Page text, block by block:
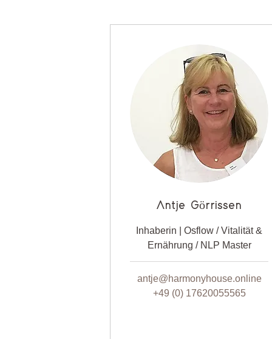
Antje Görrissen
Inhaberin | Osflow / Vitalität &
Ernährung / NLP Master
antje@harmonyhouse.online
+49 (0) 17620055565